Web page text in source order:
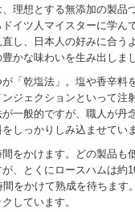
、理想とする無添加の製品
イツ人マイスターに学ん
し、日本人の好みに合う
かな味わいを生み出しまし
「乾塩法」。塩や香辛料
ジェクションといって注
一般的ですが、職人が丹
しっかりしみ込ませていま
をかけます。どの製品も
、とくにロースハムは約
間をかけて熟成を待ちます
しています。